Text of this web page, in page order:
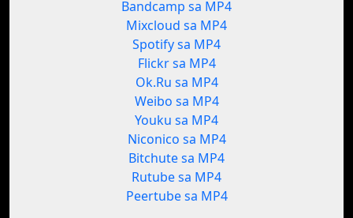
Bandcamp sa MP4
Mixcloud sa MP4
Spotify sa MP4
Flickr sa MP4
Ok.Ru sa MP4
Weibo sa MP4
Youku sa MP4
Niconico sa MP4
Bitchute sa MP4
Rutube sa MP4
Peertube sa MP4